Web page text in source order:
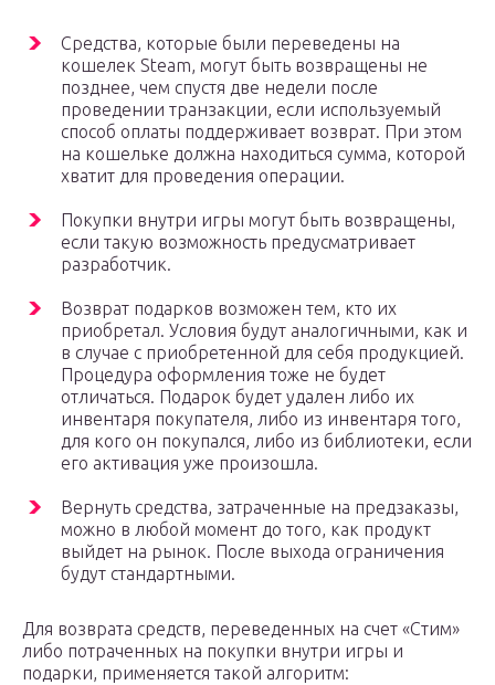
Средства, которые были переведены на
кошелек Steam, могут быть возвращены не
позднее, чем спустя две недели после
проведении транзакции, если используемый
способ оплаты поддерживает возврат. При этом
на кошельке должна находиться сумма, которой
хватит для проведения операции.
Покупки внутри игры могут быть возвращены,
если такую возможность предусматривает
разработчик.
Возврат подарков возможен тем, кто их
приобретал. Условия будут аналогичными, как и
в случае с приобретенной для себя продукцией.
Процедура оформления тоже не будет
отличаться. Подарок будет удален либо их
инвентаря покупателя, либо из инвентаря того,
для кого он покупался, либо из библиотеки, если
его активация уже произошла.
Вернуть средства, затраченные на предзаказы,
можно в любой момент до того, как продукт
выйдет на рынок. После выхода ограничения
будут стандартными.
Для возврата средств, переведенных на счет «Стим»
либо потраченных на покупки внутри игры и
подарки, применяется такой алгоритм: